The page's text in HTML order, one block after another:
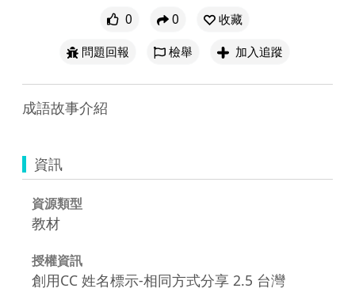
0 0
收藏
問題回報
檢舉 加入追蹤
成語故事介紹
資訊
資源類型
教材
授權資訊
創用CC 姓名標示-相同方式分享 2.5 台灣